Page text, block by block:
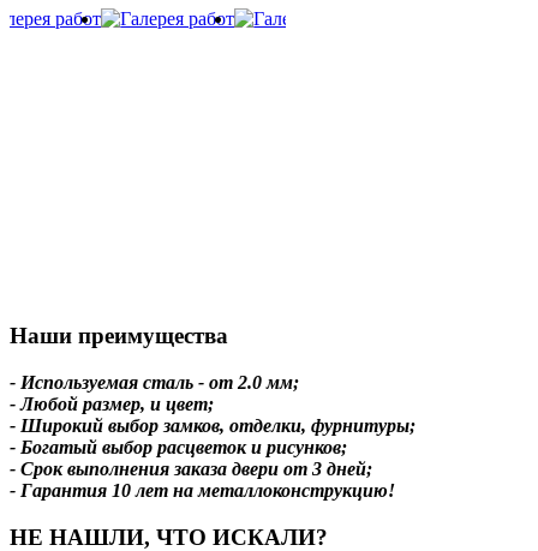
Наши преимущества
- Используемая сталь - от 2.0 мм;
- Любой размер, и цвет;
- Широкий выбор замков, отделки, фурнитуры;
- Богатый выбор расцветок и рисунков;
- Срок выполнения заказа двери от 3 дней;
- Гарантия 10 лет на металлоконструкцию!
НЕ НАШЛИ, ЧТО ИСКАЛИ?